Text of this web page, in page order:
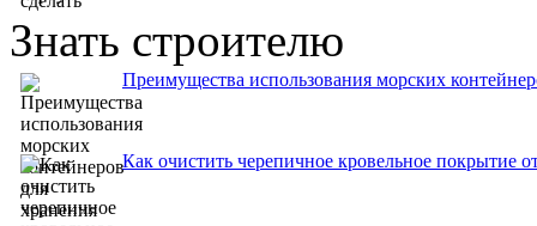
Знать строителю
Преимущества использования морских
Как очистить черепичное кровельное покрытие